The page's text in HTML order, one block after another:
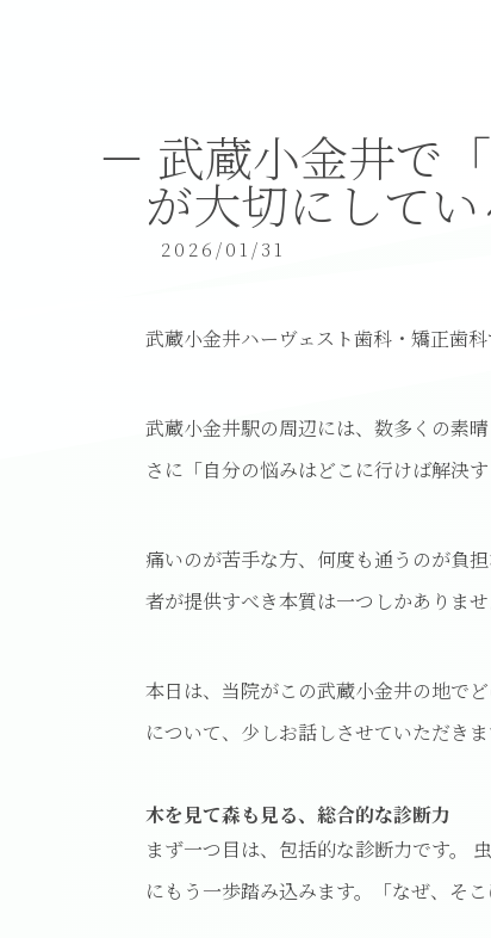
武蔵小金井で
が大切にして
2026/01/31
武蔵小金井ハーヴェスト歯科・矯正歯科
武蔵小金井駅の周辺には、数多くの素
さに「自分の悩みはどこに行けば解決
痛いのが苦手な方、何度も通うのが負
者が提供すべき本質は一つしかありま
本日は、当院がこの武蔵小金井の地で
について、少しお話しさせていただきま
木を見て森も見る、総合的な診断力
まず一つ目は、包括的な診断力です。
にもう一歩踏み込みます。「なぜ、そ